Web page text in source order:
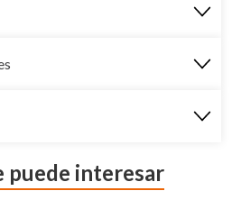
puede interesar